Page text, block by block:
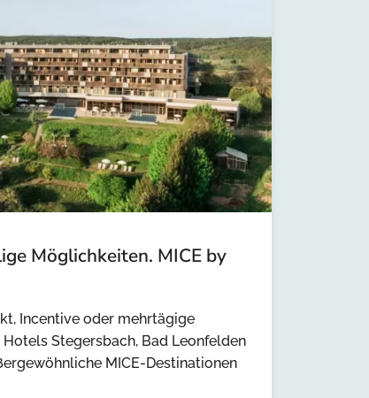
Möglichkeiten. MICE by
Incentive oder mehrtägige
Stegersbach, Bad Leonfelden
MICE-Destinationen